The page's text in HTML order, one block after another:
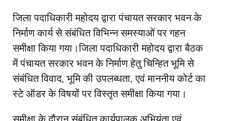
जिला पदाधिकारी महोदय द्वारा पंचायत सरकार भवन के
निर्माण कार्य से संबंधित विभिन्न समस्याओं पर गहन
समीक्षा किया गया।जिला पदाधिकारी महोदय द्वारा बैठक
में पंचायत सरकार भवन के निर्माण हेतु चिन्हित भूमि से
संबंधित विवाद, भूमि की उपलब्धता, एवं माननीय कोर्ट का
स्टे ऑडर के विषयों पर विस्तृत समीक्षा किया गया।